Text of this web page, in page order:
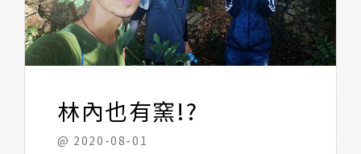
林內也有窯!?
@ 2020-08-01